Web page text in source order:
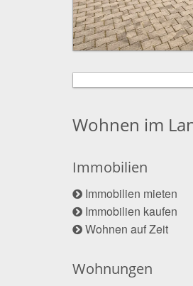
Wohnen im
Immobilien
Immobilien mieten
Immobilien kaufen
Wohnen auf Zeit
Wohnungen